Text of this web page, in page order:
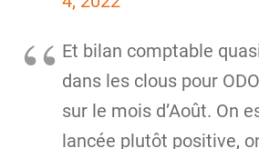
Et bilan comptable
dans les clous pour
sur le mois d’Août. On
lancée plutôt positive,